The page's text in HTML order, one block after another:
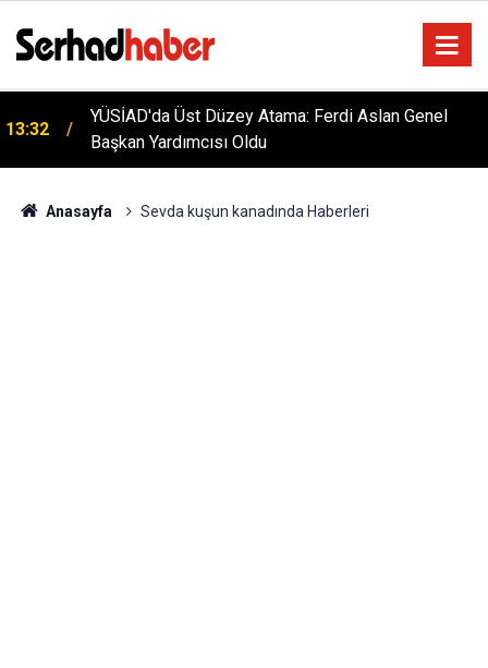
Başkan Yardımcısı Oldu
12:55
TFF'den Resmi Açıklama: 2026-2027 Sezonu Kadın
Ligleri Statüsü Belli Oldu!
Anasayfa Sevda kuşun kanadında Haberleri